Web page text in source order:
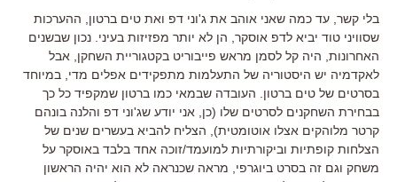
בלי קשר, עד כמה שאני אוהב את ג'וני דפ ואת טים ברטון, ההערכות
שסוויני טוד יביא לדפ אוסקר, הן לא יותר מפזיזות בעיני. נכון שבשנים
האחרונות, היה קל לסמן מראש פייבוריט בקטגוריית השחקן, אבל
לאקדמיה יש היסטוריה של התעלמות מתפקידים אפלים מדי, במיוחד
בסרטים של טים ברטון. העובדה שבמאי כמו ברטון שמקפיד כל כך
בבחירת השחקנים לסרטים שלו (כן, אני יודע שג'וני דפ והלנה בונהם
קרטר מלוהקים אצלו אוטומטית), הצליח להביא בעשרים שנים של
הצלחות קופתיות וביקורתיות למועמד/זוכה אחד בלבד באוסקר על
משחק וגם זה בסרט ביוגרפי, מראה שכנראה לא הוא יהיה הראשון